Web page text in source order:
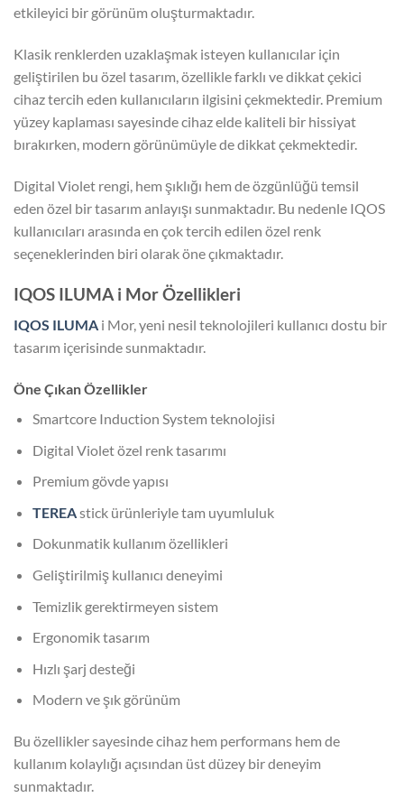
etkileyici bir görünüm oluşturmaktadır.
Klasik renklerden uzaklaşmak isteyen kullanıcılar için
geliştirilen bu özel tasarım, özellikle farklı ve dikkat çekici
cihaz tercih eden kullanıcıların ilgisini çekmektedir. Premium
yüzey kaplaması sayesinde cihaz elde kaliteli bir hissiyat
bırakırken, modern görünümüyle de dikkat çekmektedir.
Digital Violet rengi, hem şıklığı hem de özgünlüğü temsil
eden özel bir tasarım anlayışı sunmaktadır. Bu nedenle IQOS
kullanıcıları arasında en çok tercih edilen özel renk
seçeneklerinden biri olarak öne çıkmaktadır.
IQOS ILUMA i Mor Özellikleri
IQOS ILUMA i Mor, yeni nesil teknolojileri kullanıcı dostu bir
tasarım içerisinde sunmaktadır.
Öne Çıkan Özellikler
Smartcore Induction System teknolojisi
Digital Violet özel renk tasarımı
Premium gövde yapısı
TEREAstick ürünleriyle tam uyumluluk
Dokunmatik kullanım özellikleri
Geliştirilmiş kullanıcı deneyimi
Temizlik gerektirmeyen sistem
Ergonomik tasarım
Hızlı şarj desteği
Modern ve şık görünüm
Bu özellikler sayesinde cihaz hem performans hem de
kullanım kolaylığı açısından üst düzey bir deneyim
sunmaktadır.